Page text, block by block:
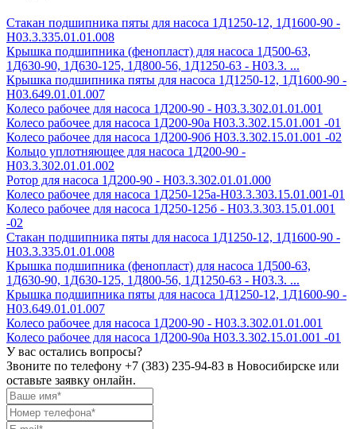
Стакан подшипника пяты для насоса 1Д1250-12, 1Д1600-90 -
Н03.3.335.01.01.008
Крышка подшипника (фенопласт) для насоса 1Д500-63,
1Д630-90, 1Д630-125, 1Д800-56, 1Д1250-63 - Н03.3. ...
Крышка подшипника пяты для насоса 1Д1250-12, 1Д1600-90 -
Н03.649.01.01.007
Колесо рабочее для насоса 1Д200-90 - H03.3.302.01.01.001
Колесо рабочее для насоса 1Д200-90а H03.3.302.15.01.001 -01
Колесо рабочее для насоса 1Д200-90б H03.3.302.15.01.001 -02
Кольцо уплотняющее для насоса 1Д200-90 -
Н03.3.302.01.01.002
Ротор для насоса 1Д200-90 - Н03.3.302.01.01.000
Колесо рабочее для насоса 1Д250-125а-Н03.3.303.15.01.001-01
Колесо рабочее для насоса 1Д250-125б - Н03.3.303.15.01.001
-02
Стакан подшипника пяты для насоса 1Д1250-12, 1Д1600-90 -
Н03.3.335.01.01.008
Крышка подшипника (фенопласт) для насоса 1Д500-63,
1Д630-90, 1Д630-125, 1Д800-56, 1Д1250-63 - Н03.3. ...
Крышка подшипника пяты для насоса 1Д1250-12, 1Д1600-90 -
Н03.649.01.01.007
Колесо рабочее для насоса 1Д200-90 - H03.3.302.01.01.001
Колесо рабочее для насоса 1Д200-90а H03.3.302.15.01.001 -01
У вас остались вопросы?
Звоните по телефону +7 (383) 235-94-83 в Новосибирске или
оставьте заявку онлайн.